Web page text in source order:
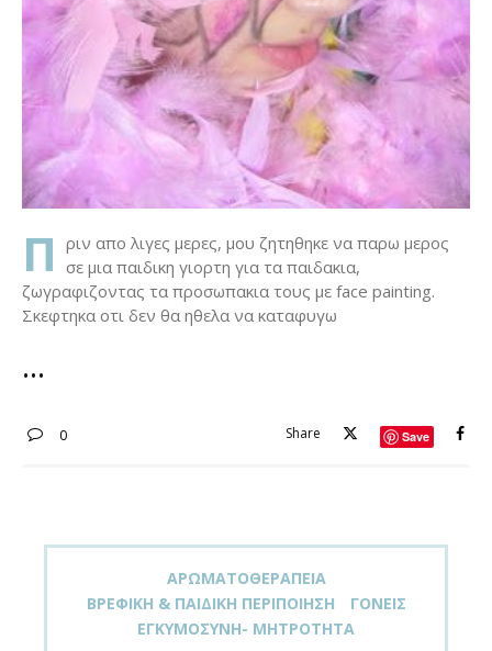
Π ριν απο λιγες μερες, μου ζητηθηκε να παρω μερος
σε μια παιδικη γιορτη για τα παιδακια,
ζωγραφιζοντας τα προσωπακια τους με face painting.
Σκεφτηκα οτι δεν θα ηθελα να καταφυγω
0 Share Save
ΑΡΩΜΑΤΟΘΕΡΑΠΕΊΑ
ΒΡΕΦΙΚΉ & ΠΑΙΔΙΚΉ ΠΕΡΙΠΟΊΗΣΗ
ΓΟΝΕΊΣ
ΕΓΚΥΜΟΣΎΝΗ- ΜΗΤΡΌΤΗΤΑ